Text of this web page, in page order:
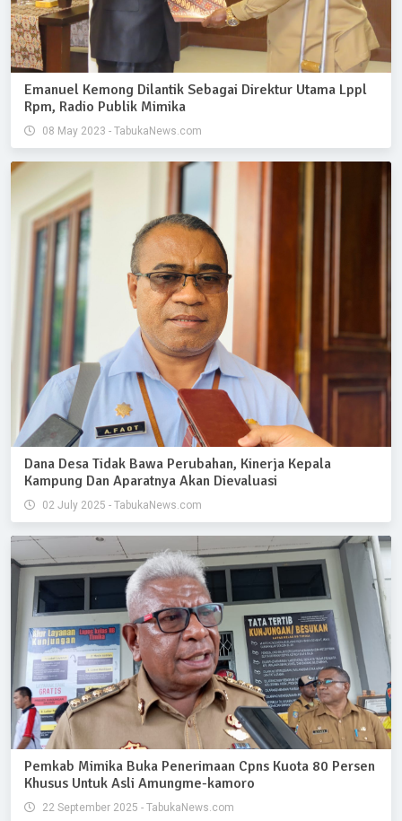
Emanuel Kemong Dilantik Sebagai Direktur Utama Lppl
Rpm, Radio Publik Mimika
08 May 2023 - TabukaNews.com
Dana Desa Tidak Bawa Perubahan, Kinerja Kepala
Kampung Dan Aparatnya Akan Dievaluasi
02 July 2025 - TabukaNews.com
Pemkab Mimika Buka Penerimaan Cpns Kuota 80 Persen
Khusus Untuk Asli Amungme-kamoro
22 September 2025 - TabukaNews.com